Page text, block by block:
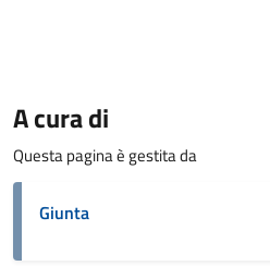
A cura di
Questa pagina è gestita da
Giunta